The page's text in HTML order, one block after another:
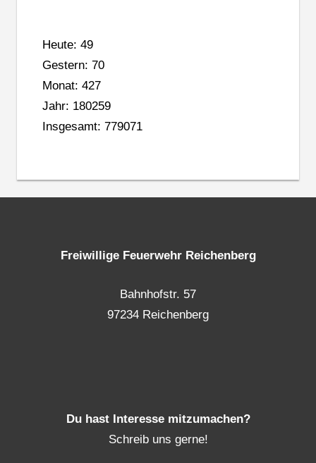
Heute: 49
Gestern: 70
Monat: 427
Jahr: 180259
Insgesamt: 779071
Freiwillige Feuerwehr Reichenberg
Bahnhofstr. 57
97234 Reichenberg
Du hast Interesse mitzumachen?
Schreib uns gerne!